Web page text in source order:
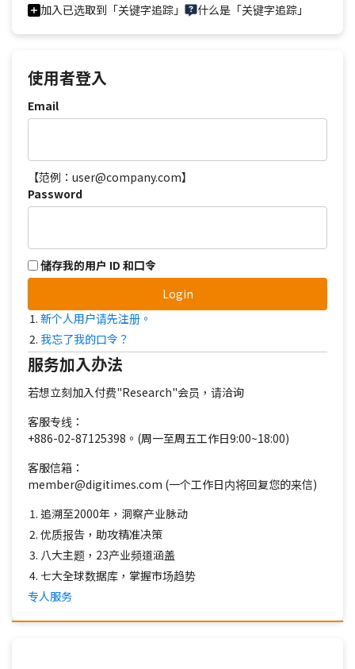
加入已选取到「关键字追踪」 什么是「关键字追踪」
使用者登入
Email
【范例：user@company.com】
Password
储存我的用户 ID 和口令
Login
新个人用户请先注册。
我忘了我的口令？
服务加入办法
若想立刻加入付费"Research"会员，请洽询
客服专线：
+886-02-87125398。(周一至周五工作日9:00~18:00)
客服信箱：
member@digitimes.com (一个工作日内将回复您的来信)
追溯至2000年，洞察产业脉动
优质报告，助攻精准决策
八大主题，23产业频道涵盖
七大全球数据库，掌握市场趋势
专人服务